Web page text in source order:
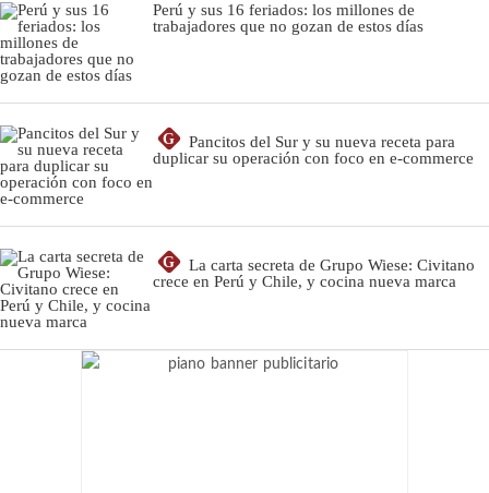
Perú y sus 16 feriados: los millones de
trabajadores que no gozan de estos días
G
Pancitos del Sur y su nueva receta para
duplicar su operación con foco en e-commerce
G
La carta secreta de Grupo Wiese: Civitano
crece en Perú y Chile, y cocina nueva marca